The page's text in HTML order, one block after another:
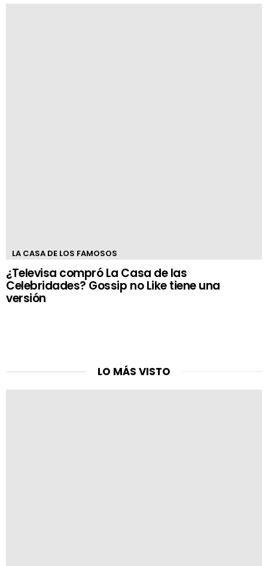
LA CASA DE LOS FAMOSOS
¿Televisa compró La Casa de las
Celebridades? Gossip no Like tiene una
versión
LO MÁS VISTO